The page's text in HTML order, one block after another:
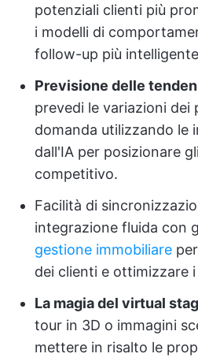
potenziali clienti più
i modelli di
follow-up più
Previsione delle
prevedi le variazioni dei
domanda utilizzando le
dall'IA per posizionare
competitivo.
Facilità di
integrazione fluida con
gestione immobiliare
dei clienti e ottimizzare
La magia del virtual
tour in 3D o immagini
mettere in risalto le